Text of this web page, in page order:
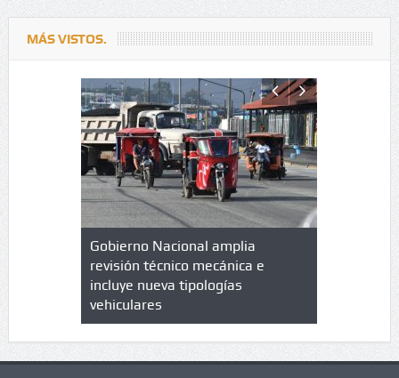
MÁS VISTOS.
Gobierno Nacional amplia
revisión técnico mecánica e
incluye nueva tipologías
vehiculares
cuáles